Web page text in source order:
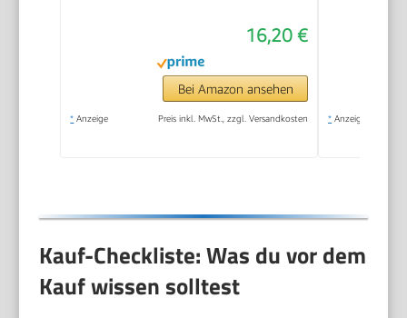
16,20 €
Bei Amazon ansehen
* Anzeige Preis inkl. MwSt., zzgl. Versandkosten * Anzeige
Kauf-Checkliste: Was du vor dem
Kauf wissen solltest